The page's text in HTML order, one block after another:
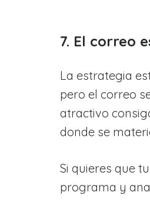
7. El correo
La estrategia
pero el correo
atractivo
donde se
Si quieres que
programa y